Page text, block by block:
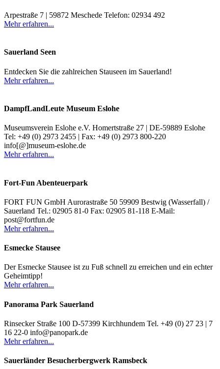
Arpestraße 7 | 59872 Meschede Telefon: 02934 492
Mehr erfahren...
Sauerland Seen
Entdecken Sie die zahlreichen Stauseen im Sauerland!
Mehr erfahren...
DampfLandLeute Museum Eslohe
Museumsverein Eslohe e.V. Homertstraße 27 | DE-59889 Eslohe
Tel: +49 (0) 2973 2455 | Fax: +49 (0) 2973 800-220
info[@]museum-eslohe.de
Mehr erfahren...
Fort-Fun Abenteuerpark
FORT FUN GmbH Aurorastraße 50 59909 Bestwig (Wasserfall) /
Sauerland Tel.: 02905 81-0 Fax: 02905 81-118 E-Mail:
post@fortfun.de
Mehr erfahren...
Esmecke Stausee
Der Esmecke Stausee ist zu Fuß schnell zu erreichen und ein echter
Geheimtipp!
Mehr erfahren...
Panorama Park Sauerland
Rinsecker Straße 100 D-57399 Kirchhundem Tel. +49 (0) 27 23 | 7
16 22-0 info@panopark.de
Mehr erfahren...
Sauerländer Besucherbergwerk Ramsbeck